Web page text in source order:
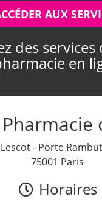
AUX
des services
en
- Porte
75001 Paris
Horaires